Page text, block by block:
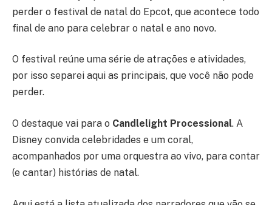
perder o festival de natal do Epcot, que acontece todo
final de ano para celebrar o natal e ano novo.
O festival reúne uma série de atrações e atividades,
por isso separei aqui as principais, que você não pode
perder.
O destaque vai para o Candlelight Processional. A
Disney convida celebridades e um coral,
acompanhados por uma orquestra ao vivo, para contar
(e cantar) histórias de natal.